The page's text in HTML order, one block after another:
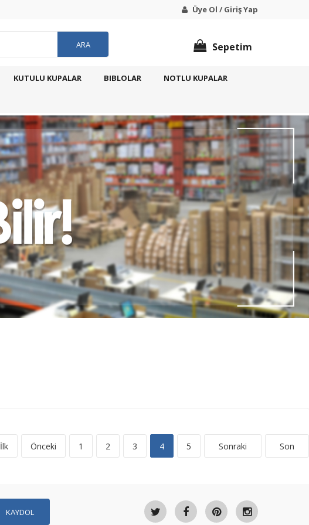
Üye Ol / Giriş Yap
ARA Sepetim
KUTULU KUPALAR BIBLOLAR NOTLU KUPALAR
İlk Önceki 1 2 3 4 5 Sonraki Son
KAYDOL